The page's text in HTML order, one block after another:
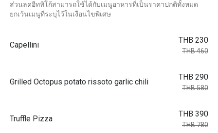
ส่วนลดอีททิโก้สามารถใช้ได้กับเมนูอาหารที่เป็นราคาปกติทั้งหมด
ยกเว้นเมนูที่ระบุไว้ในเงื่อนไขพิเศษ
Capellini
THB 230
THB 460
Grilled Octopus potato rissoto garlic chili
THB 290
THB 580
Truffle Pizza
THB 390
THB 780